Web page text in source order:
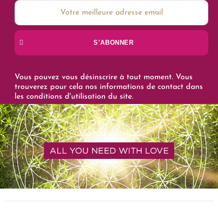
S’ABONNER
Vous pouvez vous désinscrire à tout moment. Vous
trouverez pour cela nos informations de contact dans
les conditions d'utilisation du site.